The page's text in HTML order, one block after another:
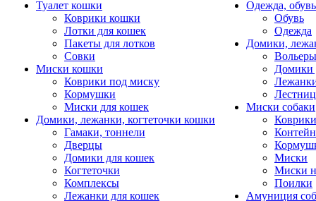
Туалет кошки
Коврики кошки
Лотки для кошек
Пакеты для лотков
Совки
Миски кошки
Коврики под миску
Кормушки
Миски для кошек
Домики, лежанки, когтеточки кошки
Гамаки, тоннели
Дверцы
Домики для кошек
Когтеточки
Комплексы
Лежанки для кошек
Одежда, обувь
Обувь
Одежда
Домики,
Домики
Миски собаки
Миски
Миски
Поилки
Амуниция